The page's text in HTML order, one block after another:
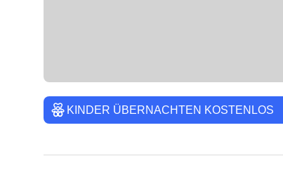
KINDER ÜBERNACHTEN KOSTENLOS